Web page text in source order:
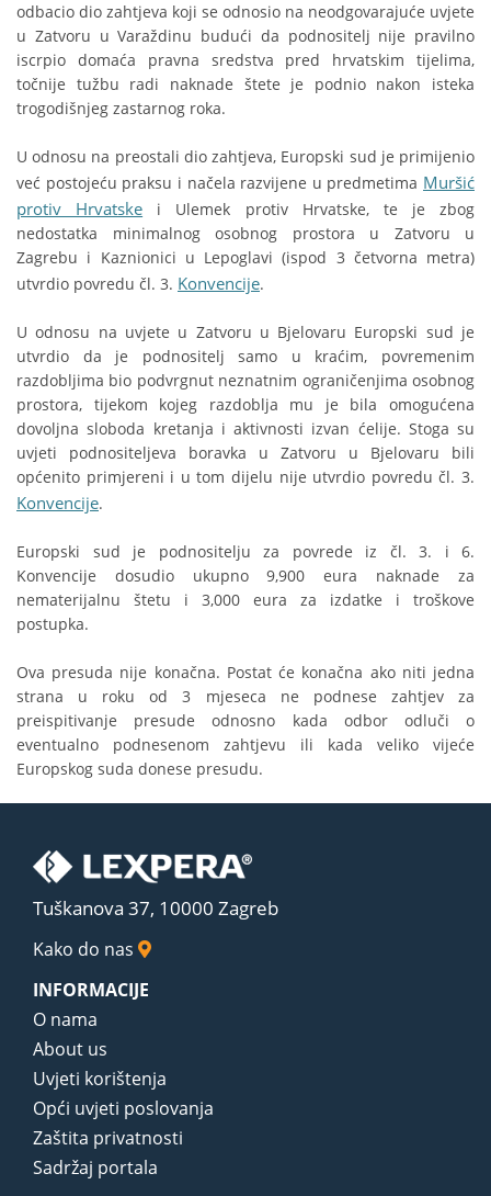
odbacio dio zahtjeva koji se odnosio na neodgovarajuće uvjete
u Zatvoru u Varaždinu budući da podnositelj nije pravilno
iscrpio domaća pravna sredstva pred hrvatskim tijelima,
točnije tužbu radi naknade štete je podnio nakon isteka
trogodišnjeg zastarnog roka.
U odnosu na preostali dio zahtjeva, Europski sud je primijenio
već postojeću praksu i načela razvijene u predmetima Muršić
protiv Hrvatske i Ulemek protiv Hrvatske, te je zbog
nedostatka minimalnog osobnog prostora u Zatvoru u
Zagrebu i Kaznionici u Lepoglavi (ispod 3 četvorna metra)
utvrdio povredu čl. 3. Konvencije.
U odnosu na uvjete u Zatvoru u Bjelovaru Europski sud je
utvrdio da je podnositelj samo u kraćim, povremenim
razdobljima bio podvrgnut neznatnim ograničenjima osobnog
prostora, tijekom kojeg razdoblja mu je bila omogućena
dovoljna sloboda kretanja i aktivnosti izvan ćelije. Stoga su
uvjeti podnositeljeva boravka u Zatvoru u Bjelovaru bili
općenito primjereni i u tom dijelu nije utvrdio povredu čl. 3.
Konvencije.
Europski sud je podnositelju za povrede iz čl. 3. i 6.
Konvencije dosudio ukupno 9,900 eura naknade za
nematerijalnu štetu i 3,000 eura za izdatke i troškove
postupka.
Ova presuda nije konačna. Postat će konačna ako niti jedna
strana u roku od 3 mjeseca ne podnese zahtjev za
preispitivanje presude odnosno kada odbor odluči o
eventualno podnesenom zahtjevu ili kada veliko vijeće
Europskog suda donese presudu.
Tuškanova 37, 10000 Zagreb
Kako do nas
INFORMACIJE
O nama
About us
Uvjeti korištenja
Opći uvjeti poslovanja
Zaštita privatnosti
Sadržaj portala